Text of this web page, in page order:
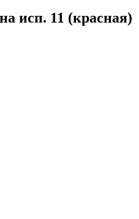
исп. 11 (красная)